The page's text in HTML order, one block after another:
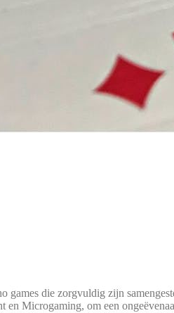
die zorg­vul­dig zijn
Micro­gam­ing, om een